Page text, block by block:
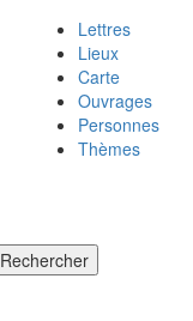
Lettres
Lieux
Carte
Ouvrages
Personnes
Thèmes
Rechercher